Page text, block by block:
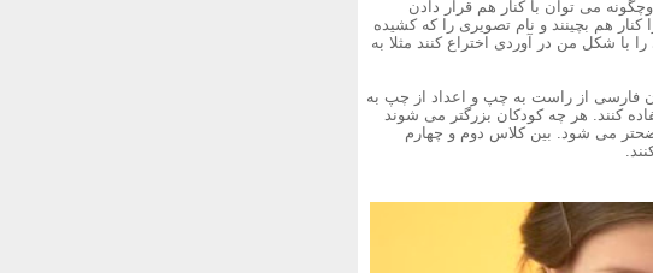
می توان با کنار هم قرار دادن
هم بچینند و نام تصویری را که کشیده
با شکل من در آوردی اختراع کنند مثلا به
فارسی از راست به چپ و اعداد از چپ به
کنند. هر چه کودکان بزرگتر می شوند
می شود. بین کلاس دوم و چهارم